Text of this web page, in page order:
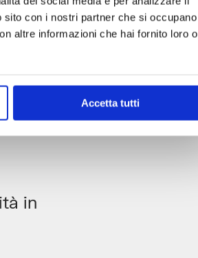
con i nostri partner che si occupano
altre informazioni che hai fornito loro o
Accetta tutti
dei
e
in